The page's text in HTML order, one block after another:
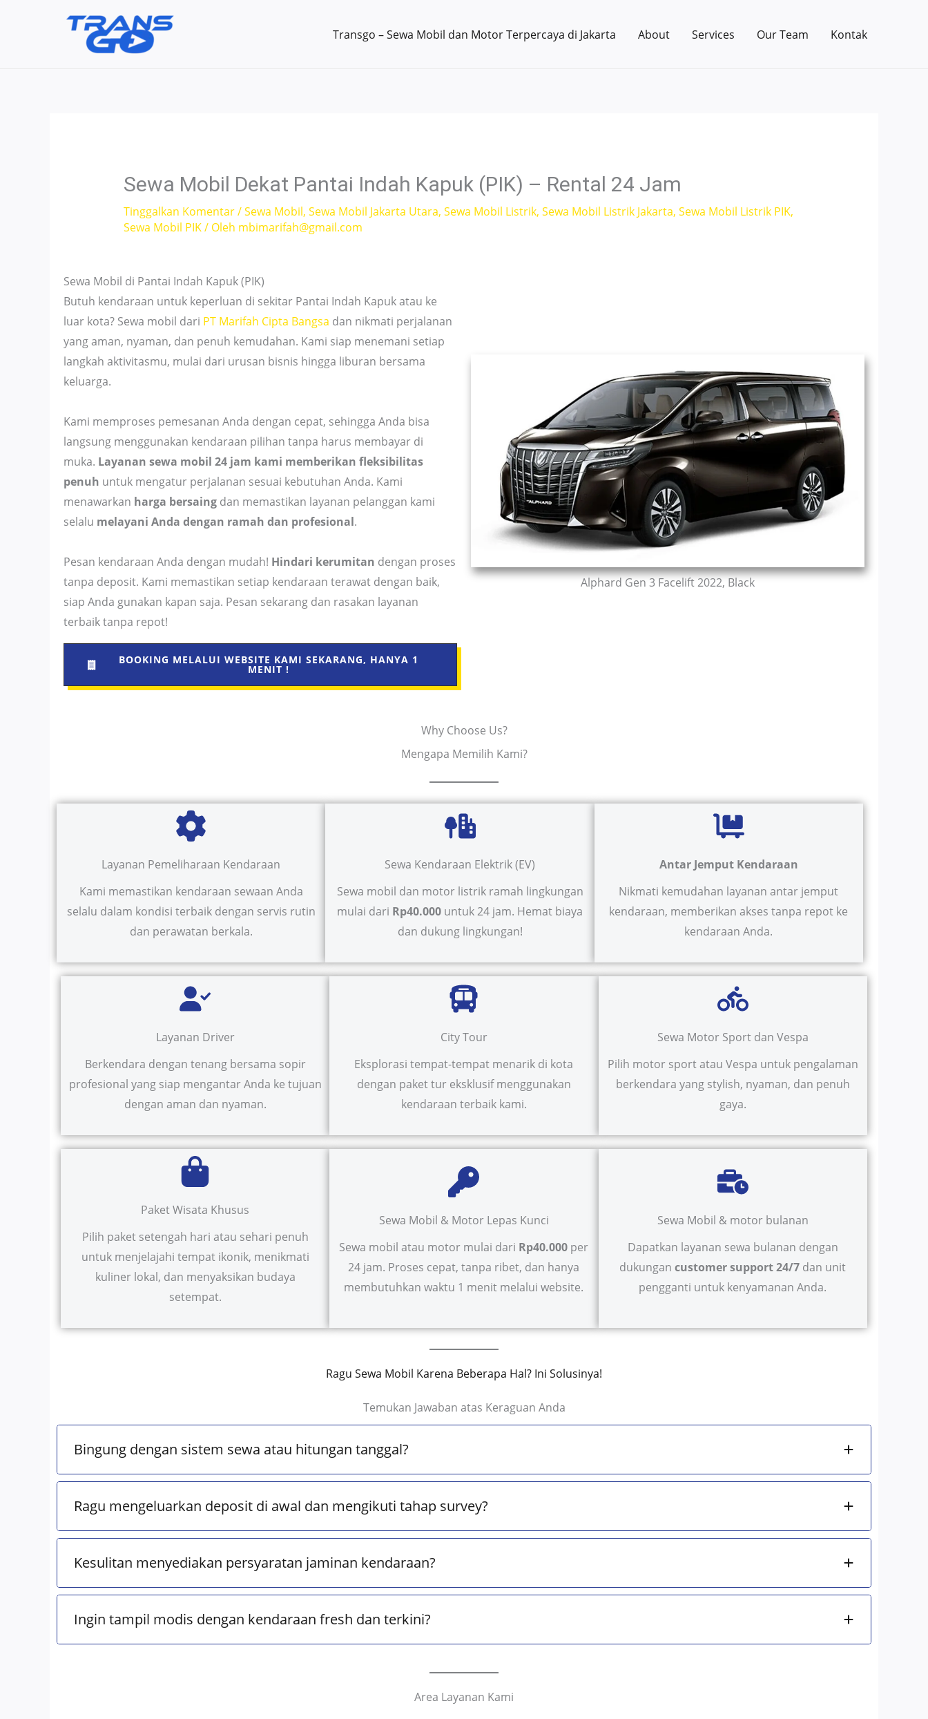
Transgo – Sewa Mobil dan Motor Terpercaya di Jakarta About Services Our Team Kontak
Sewa Mobil Dekat Pantai Indah Kapuk (PIK) – Rental 24 Jam
Tinggalkan Komentar/Sewa Mobil, Sewa Mobil Jakarta Utara, Sewa Mobil Listrik, Sewa Mobil Listrik Jakarta, Sewa Mobil Listrik PIK,
Sewa Mobil PIK/ Oleh mbimarifah@gmail.com
Sewa Mobil di Pantai Indah Kapuk (PIK)
Butuh kendaraan untuk keperluan di sekitar Pantai Indah Kapuk atau ke
luar kota? Sewa mobil dari PT Marifah Cipta Bangsa dan nikmati perjalanan
yang aman, nyaman, dan penuh kemudahan. Kami siap menemani setiap
langkah aktivitasmu, mulai dari urusan bisnis hingga liburan bersama
keluarga.
Kami memproses pemesanan Anda dengan cepat, sehingga Anda bisa
langsung menggunakan kendaraan pilihan tanpa harus membayar di
muka. Layanan sewa mobil 24 jam kami memberikan fleksibilitas
penuh untuk mengatur perjalanan sesuai kebutuhan Anda. Kami
menawarkan harga bersaing dan memastikan layanan pelanggan kami
selalu melayani Anda dengan ramah dan profesional.
Pesan kendaraan Anda dengan mudah! Hindari kerumitan dengan proses
tanpa deposit. Kami memastikan setiap kendaraan terawat dengan baik,
siap Anda gunakan kapan saja. Pesan sekarang dan rasakan layanan
terbaik tanpa repot!
BOOKING MELALUI WEBSITE KAMI SEKARANG, HANYA 1
MENIT !
Alphard Gen 3 Facelift 2022, Black
Why Choose Us?
Mengapa Memilih Kami?
Layanan Pemeliharaan Kendaraan
Kami memastikan kendaraan sewaan Anda
selalu dalam kondisi terbaik dengan servis rutin
dan perawatan berkala.
Sewa Kendaraan Elektrik (EV)
Sewa mobil dan motor listrik ramah lingkungan
mulai dari Rp40.000 untuk 24 jam. Hemat biaya
dan dukung lingkungan!
Antar Jemput Kendaraan
Nikmati kemudahan layanan antar jemput
kendaraan, memberikan akses tanpa repot ke
kendaraan Anda.
Layanan Driver
Berkendara dengan tenang bersama sopir
profesional yang siap mengantar Anda ke tujuan
dengan aman dan nyaman.
City Tour
Eksplorasi tempat-tempat menarik di kota
dengan paket tur eksklusif menggunakan
kendaraan terbaik kami.
Sewa Motor Sport dan Vespa
Pilih motor sport atau Vespa untuk pengalaman
berkendara yang stylish, nyaman, dan penuh
gaya.
Paket Wisata Khusus
Pilih paket setengah hari atau sehari penuh
untuk menjelajahi tempat ikonik, menikmati
kuliner lokal, dan menyaksikan budaya
setempat.
Sewa Mobil & Motor Lepas Kunci
Sewa mobil atau motor mulai dari Rp40.000 per
24 jam. Proses cepat, tanpa ribet, dan hanya
membutuhkan waktu 1 menit melalui website.
Sewa Mobil & motor bulanan
Dapatkan layanan sewa bulanan dengan
dukungancustomer support 24/7 dan unit
pengganti untuk kenyamanan Anda.
Ragu Sewa Mobil Karena Beberapa Hal? Ini Solusinya!
Temukan Jawaban atas Keraguan Anda
Bingung dengan sistem sewa atau hitungan tanggal?
Ragu mengeluarkan deposit di awal dan mengikuti tahap survey?
Kesulitan menyediakan persyaratan jaminan kendaraan?
Ingin tampil modis dengan kendaraan fresh dan terkini?
Area Layanan Kami